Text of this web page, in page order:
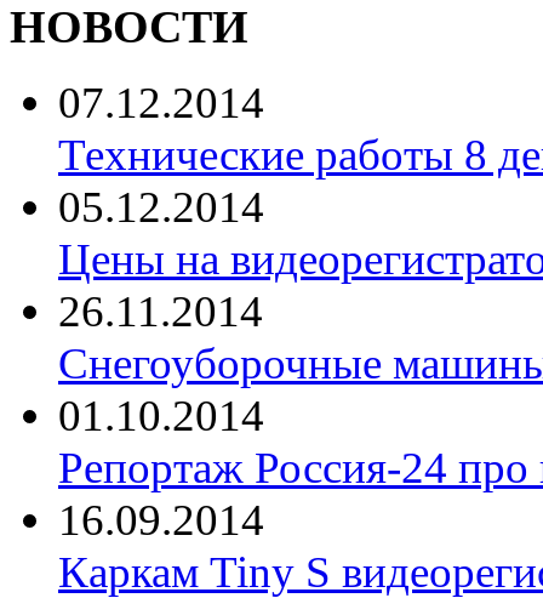
НОВОСТИ
07.12.2014
Технические работы 8
05.12.2014
Цены на
26.11.2014
Снегоуборочные машины
01.10.2014
Репортаж Россия-24 про
16.09.2014
Каркам Tiny S